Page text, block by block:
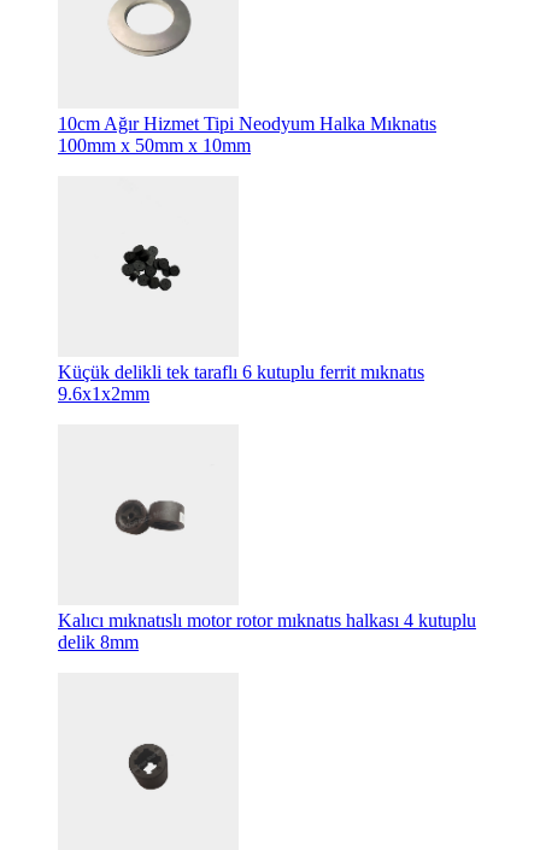
10cm Ağır Hizmet Tipi Neodyum Halka Mıknatıs
100mm x 50mm x 10mm
Küçük delikli tek taraflı 6 kutuplu ferrit mıknatıs
9.6x1x2mm
Kalıcı mıknatıslı motor rotor mıknatıs halkası 4 kutuplu
delik 8mm